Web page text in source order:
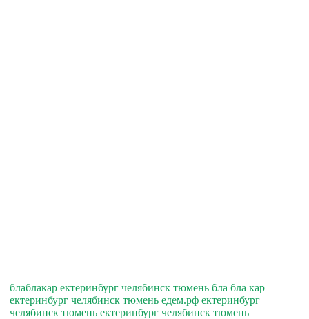
блаблакар ектеринбург челябинск тюмень бла бла кар
ектеринбург челябинск тюмень едем.рф ектеринбург
челябинск тюмень ектеринбург челябинск тюмень